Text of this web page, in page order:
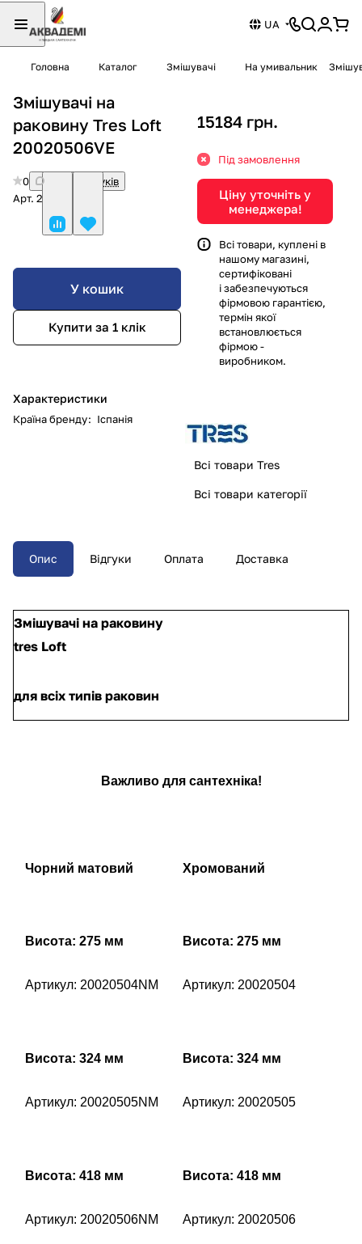
UA
Головна Каталог Змішувачі На умивальник
Змішувачі на
раковину Tres Loft
20020506VE
0
Немає відгуків
Арт. 20020506VE
У кошик
Купити за 1 клiк
Характеристики
Країна бренду: Іспанія
15184 грн.
Під замовлення
Ціну уточніть у
менеджера!
Всі товари, куплені в
нашому магазині,
сертифіковані
і забезпечуються
фірмовою гарантією,
термін якої
встановлюється
фірмою -
виробником.
Всі товари Tres
Всі товари категорії
Опис Відгуки Оплата Доставка
Змішувачі на раковину
tres Loft
для всіх типів раковин
Важливо для сантехніка!
Чорний матовий
Висота: 275 мм
Артикул: 20020504NM
Висота: 324 мм
Артикул: 20020505NM
Висота: 418 мм
Артикул: 20020506NM
Хромований
Висота: 275 мм
Артикул: 20020504
Висота: 324 мм
Артикул: 20020505
Висота: 418 мм
Артикул: 20020506